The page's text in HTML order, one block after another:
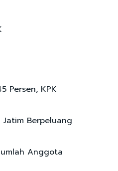
Persen, KPK
Jatim Berpeluang
Anggota